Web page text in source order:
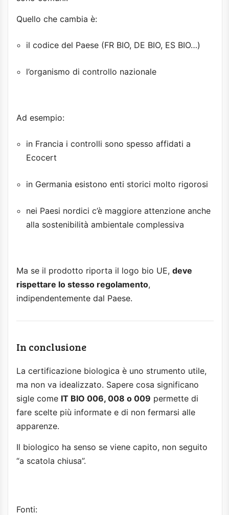
Quello che cambia è:
il codice del Paese (FR BIO, DE BIO, ES BIO…)
l’organismo di controllo nazionale
Ad esempio:
in Francia i controlli sono spesso affidati a
Ecocert
in Germania esistono enti storici molto rigorosi
nei Paesi nordici c’è maggiore attenzione anche
alla sostenibilità ambientale complessiva
Ma se il prodotto riporta il logo bio UE, deve
rispettare lo stesso regolamento,
indipendentemente dal Paese.
In conclusione
La certificazione biologica è uno strumento utile,
ma non va idealizzato. Sapere cosa significano
sigle come IT BIO 006, 008 o 009 permette di
fare scelte più informate e di non fermarsi alle
apparenze.
Il biologico ha senso se viene capito, non seguito
“a scatola chiusa”.
Fonti: